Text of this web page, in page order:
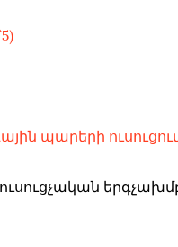
պարերի
ուսուցչական